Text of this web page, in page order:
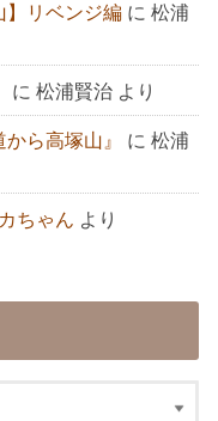
】リベンジ編 に松浦
に松浦賢治 より
ら高塚山』 に松浦
ちゃん より